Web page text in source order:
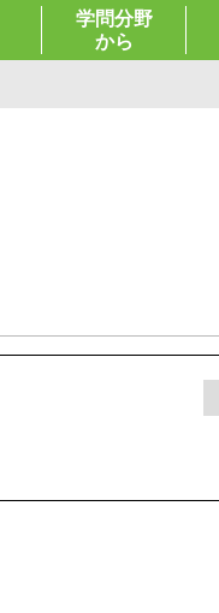
学問分野
から